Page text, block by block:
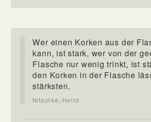
Wer einen Korken aus der
kann, ist stark, wer von der
Flasche nur wenig trinkt, ist
den Korken in der Flasche
stärksten.
Nitschke, Heinz